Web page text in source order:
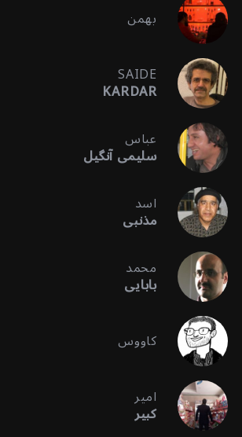
بهمن
SAIDE
KARDAR
عباس
سلیمی آنگیل
اسد
مذنبی
محمد
بابایی
کاووس
امیر
کبیر